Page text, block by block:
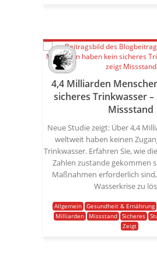
4,4 Milliarden
sicheres Trinkwasser
Missstand
Neue Studie zeigt: Über 4,4
weltweit haben keinen
Trinkwasser. Erfahren Sie, wie
Zahlen zustande gekommen
Maßnahmen erforderlich
Wasserkrise zu
Allgemein Gesundheit & Ernährung
Milliarden
Missstand Sicheres
Zeigt